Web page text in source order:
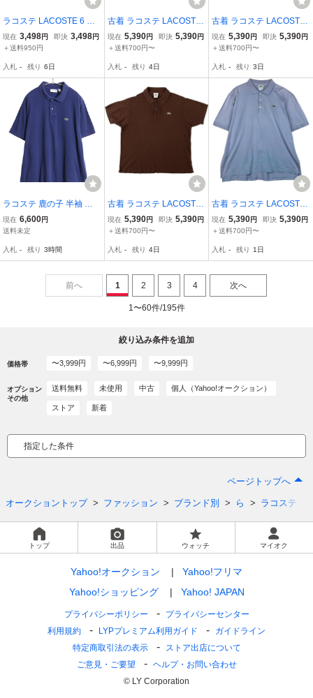
ラコステ LACOSTE 6 ポ
ロシャツ 半袖 5191L 鹿の
子 ライトブルー 水色 ペ
ットン ヴィンテージ オー
ルド ユーロ メ
現在 3,498円 即決 3,498円
＋送料950円
入札 - 残り 6日
古着 ラコステ LACOSTE
REGULAR FIT マルチボ
ーダー 半袖 ボーダー ポ
aa657013
現在 5,390円 即決 5,390円
＋送料700円〜
入札 - 残り 4日
古着 ラコステ LACOSTE
フランス企画 半袖 ポロシ
ャツ メンズXL相当 /eaa6
現在 5,390円 即決 5,390円
＋送料700円〜
入札 - 残り 3日
ラコステ 鹿の子 半袖 ポ
ロシャツ 6 メンズ XL 古
着 半袖シャツ ワンポイン
ットソー トップス 大きい
現在 6,600円
送料未定
入札 - 残り 3時間
古着 ラコステ LACOSTE
フランス企画 半袖 ポロシ
ャツ 6 メンズXL相当 /eaa
現在 5,390円 即決 5,390円
＋送料700円〜
入札 - 残り 4日
古着 ラコステ LACOSTE
フランス企画 半袖 ポロシ
ャツ メンズXL相当 /eaa6
現在 5,390円 即決 5,390円
＋送料700円〜
入札 - 残り 1日
前へ 1 2 3 4 次へ
1〜60件/195件
絞り込み条件を追加
価格帯 〜3,999円 〜6,999円 〜9,999円
オプション
その他
送料無料 未使用 中古 個人（Yahoo!オークション）
ストア 新着
指定した条件
ページトップへ
オークショントップ ファッション ブランド別 ら ラコステ
トップ 出品 ウォッチ マイオク
Yahoo!オークション
Yahoo!フリマ
Yahoo!ショッピング
Yahoo! JAPAN
プライバシーポリシー
プライバシーセンター
利用規約
LYPプレミアム利用ガイド
ガイドライン
特定商取引法の表示
ストア出店について
ご意見・ご要望
ヘルプ・お問い合わせ
© LY Corporation